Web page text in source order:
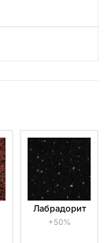
Лабрадорит
+50%